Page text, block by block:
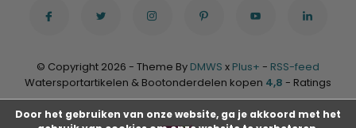
© Copyright 2026 - Theme By DMWS x Plus+ - RSS-feed
Watersportartikelen & Bootonderdelen kopen 4,8 - Ratings
Door het gebruiken van onze website, ga je akkoord met het